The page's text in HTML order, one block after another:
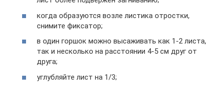
когда образуются возле листика отростки,
снимите фиксатор;
в один горшок можно высаживать как 1-2 листа,
так и несколько на расстоянии 4-5 см друг от
друга;
углубляйте лист на 1/3;